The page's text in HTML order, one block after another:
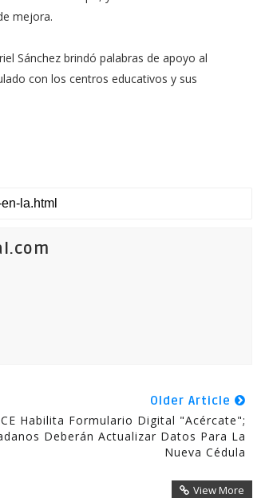
mejora.
Sánchez brindó palabras de apoyo al
con los centros educativos y sus
Older Article
Habilita Formulario Digital "Acércate";
Deberán Actualizar Datos Para La
Nueva Cédula
View More